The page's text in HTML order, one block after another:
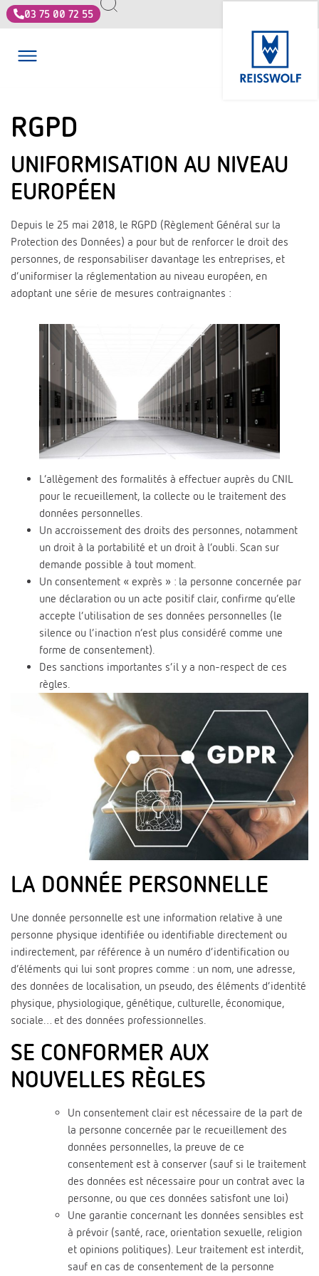
03 75 00 72 55
RGPD
UNIFORMISATION AU NIVEAU
EUROPÉEN
Depuis le 25 mai 2018, le RGPD (Règlement Général sur la
Protection des Données) a pour but de renforcer le droit des
personnes, de responsabiliser davantage les entreprises, et
d’uniformiser la réglementation au niveau européen, en
adoptant une série de mesures contraignantes :
L’allègement des formalités à effectuer auprès du CNIL
pour le recueillement, la collecte ou le traitement des
données personnelles.
Un accroissement des droits des personnes, notamment
un droit à la portabilité et un droit à l’oubli. Scan sur
demande possible à tout moment.
Un consentement « exprès » : la personne concernée par
une déclaration ou un acte positif clair, confirme qu’elle
accepte l’utilisation de ses données personnelles (le
silence ou l’inaction n’est plus considéré comme une
forme de consentement).
Des sanctions importantes s’il y a non-respect de ces
règles.
LA DONNÉE PERSONNELLE
Une donnée personnelle est une information relative à une
personne physique identifiée ou identifiable directement ou
indirectement, par référence à un numéro d’identification ou
d’éléments qui lui sont propres comme : un nom, une adresse,
des données de localisation, un pseudo, des éléments d’identité
physique, physiologique, génétique, culturelle, économique,
sociale… et des données professionnelles.
SE CONFORMER AUX
NOUVELLES RÈGLES
Un consentement clair est nécessaire de la part de
la personne concernée par le recueillement des
données personnelles, la preuve de ce
consentement est à conserver (sauf si le traitement
des données est nécessaire pour un contrat avec la
personne, ou que ces données satisfont une loi)
Une garantie concernant les données sensibles est
à prévoir (santé, race, orientation sexuelle, religion
et opinions politiques). Leur traitement est interdit,
sauf en cas de consentement de la personne